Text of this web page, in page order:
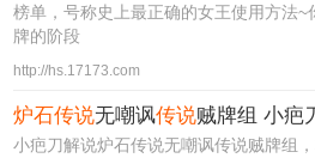
榜单，号称史上最正确的女王使用方法
牌的阶段
http://hs.17173.com
炉石传说无嘲讽传说贼牌组 小疤
小疤刀解说炉石传说无嘲讽传说贼牌组